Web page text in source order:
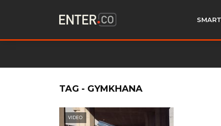
TAG - GYMKHANA
VIDEO